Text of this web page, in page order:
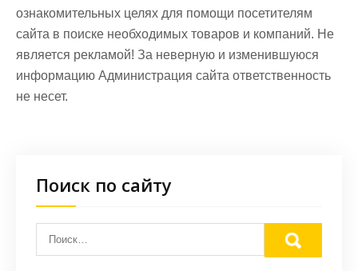
ознакомительных целях для помощи посетителям
сайта в поиске необходимых товаров и компаний. Не
является рекламой! За неверную и изменившуюся
информацию Администрация сайта ответственность
не несет.
Поиск по сайту